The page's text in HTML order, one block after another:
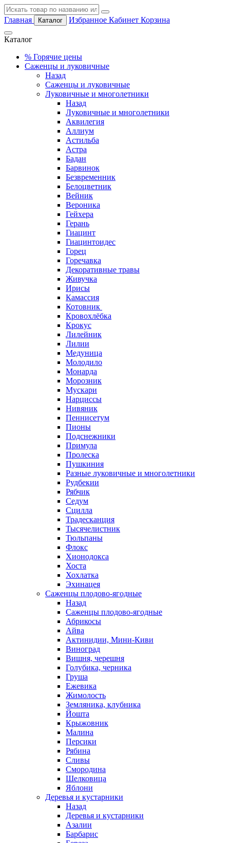
Главная Каталог Избранное Кабинет Корзина
Каталог
% Горячие цены
Саженцы и луковичные
Назад
Саженцы и луковичные
Луковичные и многолетники
Назад
Луковичные и многолетники
Аквилегия
Аллиум
Астильба
Астра
Бадан
Барвинок
Безвременник
Белоцветник
Вейник
Вероника
Гейхера
Герань
Гиацинт
Гиацинтоидес
Горец
Горечавка
Декоративные травы
Живучка
Ирисы
Камассия
Котовник
Кровохлёбка
Крокус
Лилейник
Лилии
Медуница
Молодило
Монарда
Морозник
Мускари
Нарциссы
Нивяник
Пеннисетум
Пионы
Подснежники
Примула
Пролеска
Пушкиния
Разные луковичные и многолетники
Рудбекии
Рябчик
Седум
Сцилла
Традесканция
Тысячелистник
Тюльпаны
Флокс
Хионодокса
Хоста
Хохлатка
Эхинацея
Саженцы плодово-ягодные
Назад
Саженцы плодово-ягодные
Абрикосы
Айва
Актинидии, Мини-Киви
Виноград
Вишня, черешня
Голубика, черника
Груша
Ежевика
Жимолость
Земляника, клубника
Йошта
Крыжовник
Малина
Персики
Рябина
Сливы
Смородина
Шелковица
Яблони
Деревья и кустарники
Назад
Деревья и кустарники
Азалии
Барбарис